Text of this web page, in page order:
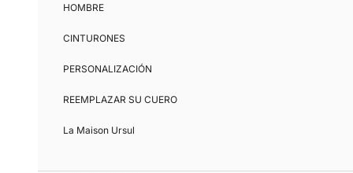
HOMBRE
CINTURONES
PERSONALIZACIÓN
REEMPLAZAR SU CUERO
La Maison Ursul